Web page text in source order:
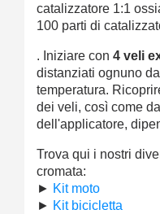
catalizzatore 1:1
100 parti di
. Iniziare con 4 veli
distanziati ognuno
temperatura.
dei veli, così come
dell'applicatore,
Trova qui i nostri
cromata:
► Kit moto
► Kit bicicletta